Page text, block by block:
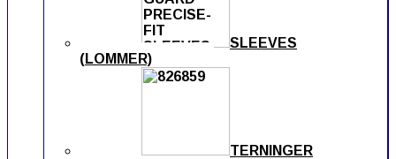
SLEEVES
(LOMMER)
TERNINGER